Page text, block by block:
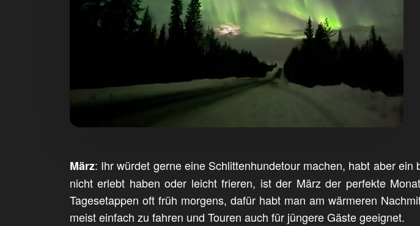
März: Ihr würdet gerne eine Schlittenhundetour machen, habt aber
nicht erlebt haben oder leicht frieren, ist der März der perfekte
Tagesetappen oft früh morgens, dafür habt man am wärmeren
meist einfach zu fahren und Touren auch für jüngere Gäste geeignet.